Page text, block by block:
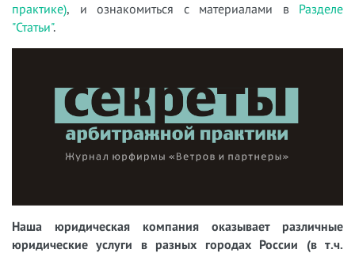
практике), и ознакомиться с материалами в Разделе
"Статьи".
Наша юридическая компания оказывает различные
юридические услуги в разных городах России (в т.ч.